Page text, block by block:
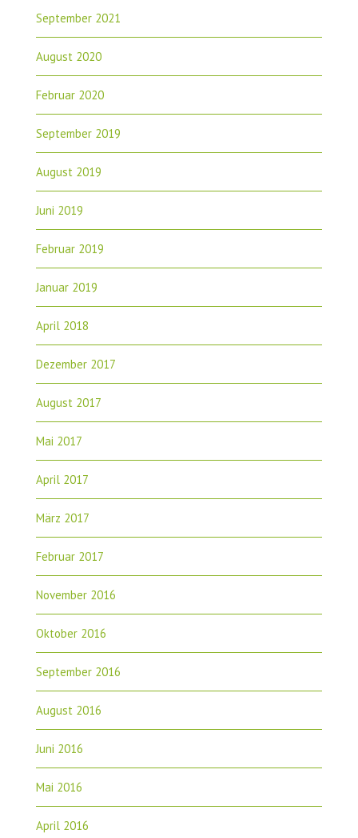
September 2021
August 2020
Februar 2020
September 2019
August 2019
Juni 2019
Februar 2019
Januar 2019
April 2018
Dezember 2017
August 2017
Mai 2017
April 2017
März 2017
Februar 2017
November 2016
Oktober 2016
September 2016
August 2016
Juni 2016
Mai 2016
April 2016